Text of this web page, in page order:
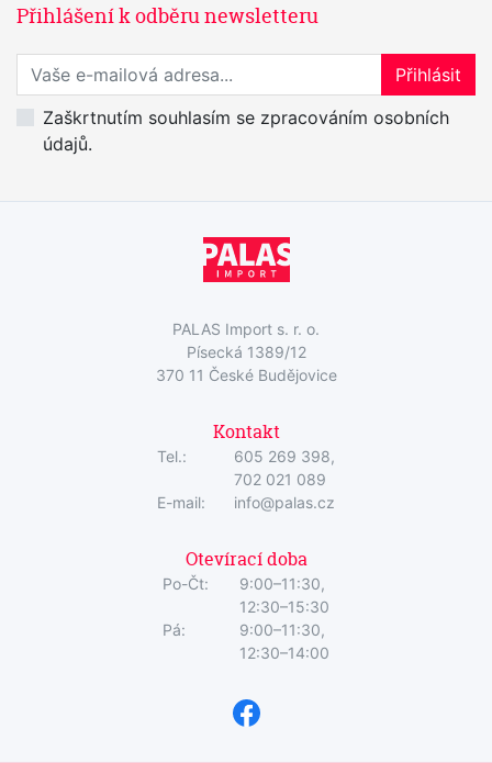
Přihlášení k odběru newsletteru
Přihlaste se k odběru novinek
Přihlásit
Zaškrtnutím souhlasím se zpracováním osobních
údajů.
PALAS Import s. r. o.
Písecká 1389/12
370 11 České Budějovice
Kontakt
Tel.:
605 269 398,
702 021 089
E-mail:
info@palas.cz
Otevírací doba
Po-Čt:
9:00–11:30,
12:30–15:30
Pá:
9:00–11:30,
12:30–14:00